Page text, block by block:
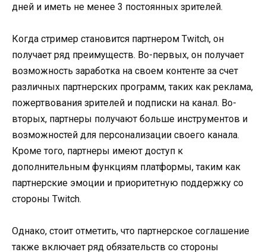
дней и иметь не менее 3 постоянных зрителей.
Когда стример становится партнером Twitch, он
получает ряд преимуществ. Во-первых, он получает
возможность заработка на своем контенте за счет
различных партнерских программ, таких как реклама,
пожертвования зрителей и подписки на канал. Во-
вторых, партнеры получают больше инструментов и
возможностей для персонализации своего канала.
Кроме того, партнеры имеют доступ к
дополнительным функциям платформы, таким как
партнерские эмоции и приоритетную поддержку со
стороны Twitch.
Однако, стоит отметить, что партнерское соглашение
также включает ряд обязательств со стороны